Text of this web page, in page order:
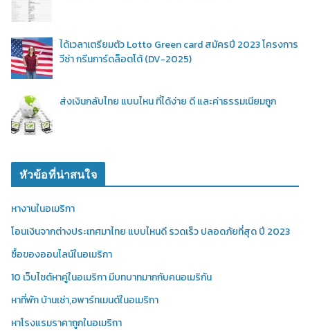
ได้เวลาเตรียมตัว Lotto Green card สมัครปี 2023 โครงการ
วีซ่า กรีนการ์ดล็อตโต้ (DV-2025)
ส่งเงินกลับไทย แบบไหน ที่ได้ง่าย ดี และค่าธรรมเนียมถูก
หัวข้อที่น่าสนใจ
หางานในอเมริกา
โอนเงินจากต่างประเทศมาไทย แบบไหนดี รวดเร็ว ปลอดภัยที่สุด ปี 2023
ซื้อของออนไลน์ในอเมริกา
10 เว็บไซต์หาคู่ในอเมริกา มีบทบาทมากกับคนอเมริกัน
หาที่พัก บ้านเช่า,อพาร์ทเมนต์ในอเมริกา
หาโรงแรมราคาถูกในอเมริกา